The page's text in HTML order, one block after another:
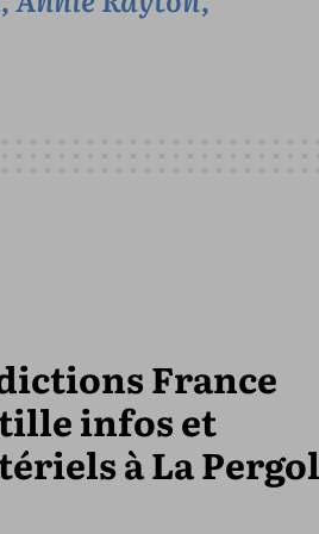
France
infos et
à La